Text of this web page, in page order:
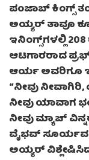
ಪಂಜಾಬ್ ಕಿಂಗ್ಸ್
ಅಯ್ಯರ್ ತಾವೂ
ಇನಿಂಗ್ಸ್‌ಗಳಲ್ಲಿ
ಆಟಗಾರರಾದ
ಆರ್ಯ ಅವರಿಗೂ
“ನೀವು
ನೀವು ಯಾವಾಗ
ನೀವು ಮ್ಯಾಚ್
ವೈಭವ್
ಅಯ್ಯರ್